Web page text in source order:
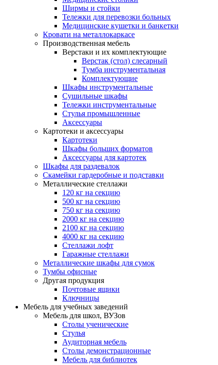
Ширмы и стойки
Тележки для перевозки больных
Медицинские кушетки и банкетки
Кровати на металлокаркасе
Производственная мебель
Верстаки и их комплектующие
Верстак (стол) слесарный
Тумба инструментальная
Комплектующие
Шкафы инструментальные
Сушильные шкафы
Тележки инструментальные
Стулья промышленные
Аксессуары
Картотеки и аксессуары
Картотеки
Шкафы больших форматов
Аксессуары для картотек
Шкафы для раздевалок
Скамейки гардеробные и подставки
Металлические стеллажи
120 кг на секцию
500 кг на секцию
750 кг на секцию
2000 кг на секцию
2100 кг на секцию
4000 кг на секцию
Стеллажи лофт
Гаражные стеллажи
Металлические шкафы для сумок
Тумбы офисные
Другая продукция
Почтовые ящики
Ключницы
Мебель для учебных заведений
Мебель для школ, ВУЗов
Столы ученические
Стулья
Аудиторная мебель
Столы демонстрационные
Мебель для библиотек